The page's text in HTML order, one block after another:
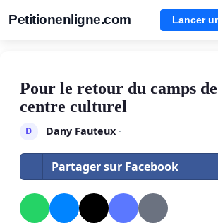
Petitionenligne.com Lancer
Pour le retour du camps
centre culturel
D Dany Fauteux·
Partager sur Facebook